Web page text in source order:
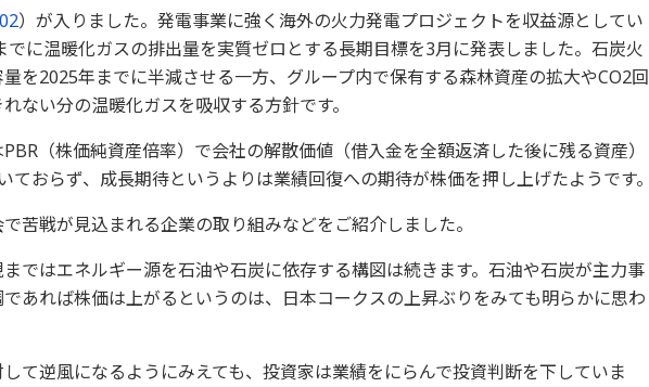
）が入りました。発電事業に強く海外の火力発電プロジェクトを収益源としてい
でに温暖化ガスの排出量を実質ゼロとする長期目標を3月に発表しました。石炭火
を2025年までに半減させる一方、グループ内で保有する森林資産の拡大やCO2回
ない分の温暖化ガスを吸収する方針です。
（株価純資産倍率）で会社の解散価値（借入金を全額返済した後に残る資産）
ておらず、成長期待というよりは業績回復への期待が株価を押し上げたようです。
苦戦が見込まれる企業の取り組みなどをご紹介しました。
ではエネルギー源を石油や石炭に依存する構図は続きます。石油や石炭が主力事
あれば株価は上がるというのは、日本コークスの上昇ぶりをみても明らかに思わ
て逆風になるようにみえても、投資家は業績をにらんで投資判断を下していま